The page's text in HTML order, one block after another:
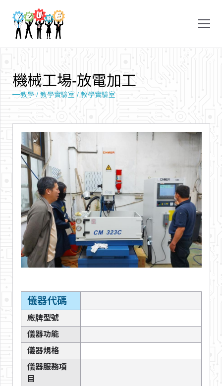
教學 / 教學實驗室 / 教學實驗室
機械工場-放電加工
儀器代碼
廠牌型號
儀器功能
儀器規格
儀器服務項
目